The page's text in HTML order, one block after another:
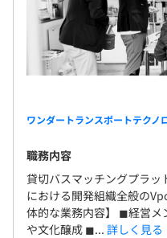
ワンダートランスポートテクノ
職務内容
貸切バスマッチングプラ
における開発組織全般の
体的な業務内容】 ◼︎経営メ
や文化醸成 ◼︎... 詳しく見る